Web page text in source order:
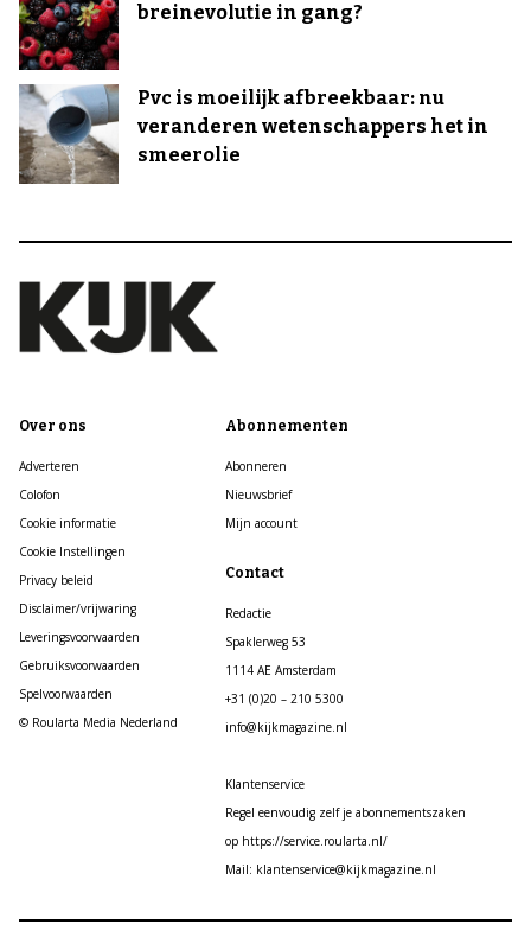
breinevolutie in gang?
Pvc is moeilijk afbreekbaar: nu
veranderen wetenschappers het in
smeerolie
Over ons
Adverteren
Colofon
Cookie informatie
Cookie Instellingen
Privacy beleid
Disclaimer/vrijwaring
Leveringsvoorwaarden
Gebruiksvoorwaarden
Spelvoorwaarden
© Roularta Media Nederland
Abonnementen
Abonneren
Nieuwsbrief
Mijn account
Contact
Redactie
Spaklerweg 53
1114 AE Amsterdam
+31 (0)20 – 210 5300
info@kijkmagazine.nl
Klantenservice
Regel eenvoudig zelf je abonnementszaken
op https://service.roularta.nl/
Mail: klantenservice@kijkmagazine.nl